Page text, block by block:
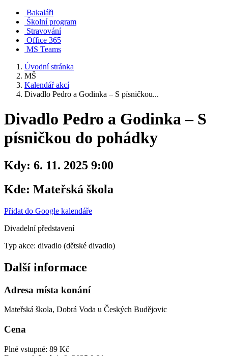
Bakaláři
Školní program
Stravování
Office 365
MS Teams
Úvodní stránka
MŠ
Kalendář akcí
Divadlo Pedro a Godinka – S písničkou...
Divadlo Pedro a Godinka – S
písničkou do pohádky
Kdy: 6. 11. 2025 9:00
Kde: Mateřská škola
Přidat do Google kalendáře
Divadelní představení
Typ akce: divadlo (dětské divadlo)
Další informace
Adresa místa konání
Mateřská škola, Dobrá Voda u Českých Budějovic
Cena
Plné vstupné: 89 Kč